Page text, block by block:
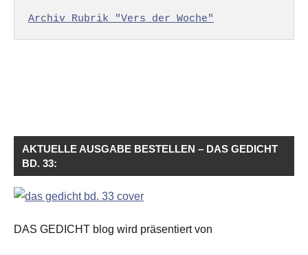
Archiv Rubrik "Vers der Woche"
AKTUELLE AUSGABE BESTELLEN – DAS GEDICHT
BD. 33:
DAS GEDICHT blog wird präsentiert von